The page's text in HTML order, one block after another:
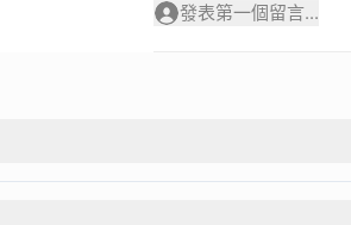
發表第一個留言...